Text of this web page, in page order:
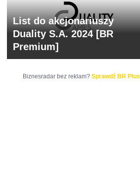
List do akcjonariuszy
Duality S.A. 2024 [BR
Premium]
Biznesradar bez reklam? Sprawdź BR Plus